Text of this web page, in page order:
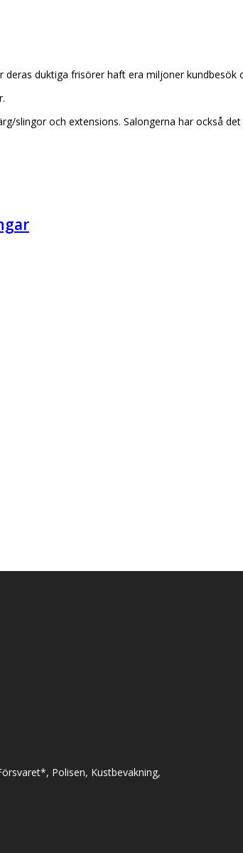
duktiga frisörer haft flera miljoner
slingor och extensions. Salongerna har också
Polisen, Kustbevakning,